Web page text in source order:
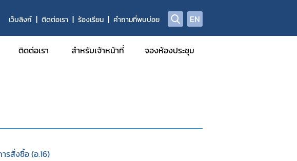
เว็บลิงก์ ติดต่อเรา ร้องเรียน คำถามที่พบบ่อย EN
ติดต่อเรา สำหรับเจ้าหน้าที่ จองห้องประชุม
รสั่งซื้อ (อ.16)